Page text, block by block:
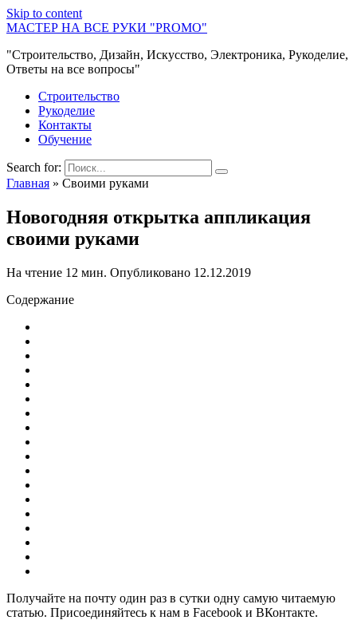
Skip to content
МАСТЕР НА ВСЕ РУКИ "PROMO"
"Строительство, Дизайн, Искусство, Электроника, Рукоделие,
Ответы на все вопросы"
Строительство
Рукоделие
Контакты
Обучение
Search for:
Главная » Своими руками
Новогодняя открытка аппликация
своими руками
На чтение 12 мин. Опубликовано 12.12.2019
Содержание
Получайте на почту один раз в сутки одну самую читаемую
статью. Присоединяйтесь к нам в Facebook и ВКонтакте.